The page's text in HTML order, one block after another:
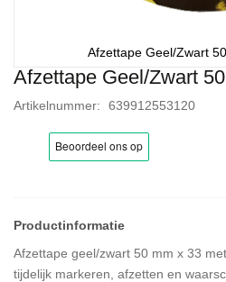
Afzettape Geel/Zwart
Artikelnummer 639912553120
Afzettape geel/zwart 50 mm x 33
tijdelijk markeren, afzetten en
Afzettape Geel/Zwart
Ga
het